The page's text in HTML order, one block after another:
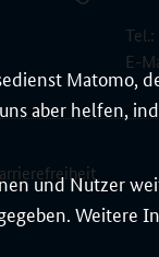
Matomo,
aber helfen,
und Nutzer
Weitere
Tel.:
E-